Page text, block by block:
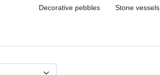
Decorative pebbles Stone vessels